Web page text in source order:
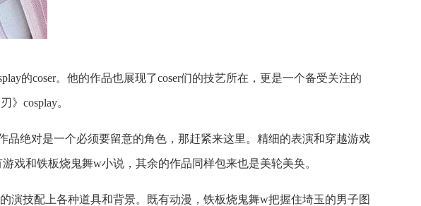
的coser。他的作品也展现了coser们的技艺所在，更是一个备受关注的
cosplay。
绝对是一个必须要留意的角色，那赶紧来这里。精细的表演和穿越游戏
戏和铁板烧鬼舞w小说，其余的作品同样包来也是美轮美奂。
技配上各种道具和背景。既有动漫，铁板烧鬼舞w把握住埼玉的男子图